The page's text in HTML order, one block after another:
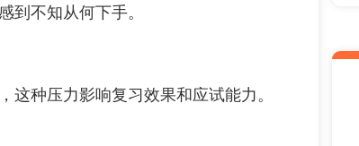
不知从何下手。
种压力影响复习效果和应试能力。